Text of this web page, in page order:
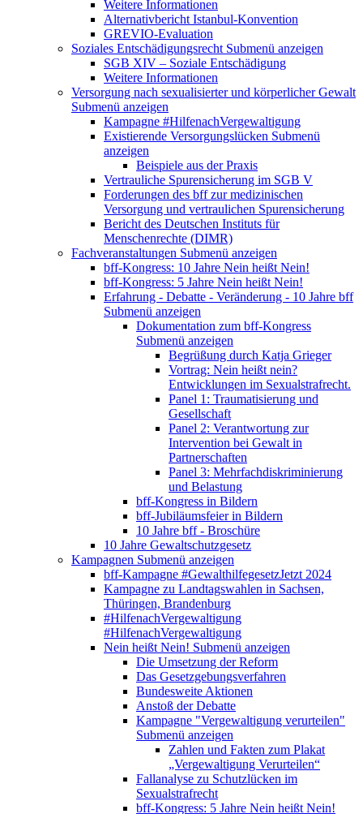
Weitere Informationen
Alternativbericht Istanbul-Konvention
GREVIO-Evaluation
Soziales Entschädigungsrecht Submenü anzeigen
SGB XIV – Soziale Entschädigung
Weitere Informationen
Versorgung nach sexualisierter und körperlicher Gewalt
Submenü anzeigen
Kampagne #HilfenachVergewaltigung
Existierende Versorgungslücken Submenü
anzeigen
Beispiele aus der Praxis
Vertrauliche Spurensicherung im SGB V
Forderungen des bff zur medizinischen
Versorgung und vertraulichen Spurensicherung
Bericht des Deutschen Instituts für
Menschenrechte (DIMR)
Fachveranstaltungen Submenü anzeigen
bff-Kongress: 10 Jahre Nein heißt Nein!
bff-Kongress: 5 Jahre Nein heißt Nein!
Erfahrung - Debatte - Veränderung - 10 Jahre bff
Submenü anzeigen
Dokumentation zum bff-Kongress
Submenü anzeigen
Begrüßung durch Katja Grieger
Vortrag: Nein heißt nein?
Entwicklungen im Sexualstrafrecht.
Panel 1: Traumatisierung und
Gesellschaft
Panel 2: Verantwortung zur
Intervention bei Gewalt in
Partnerschaften
Panel 3: Mehrfachdiskriminierung
und Belastung
bff-Kongress in Bildern
bff-Jubiläumsfeier in Bildern
10 Jahre bff - Broschüre
10 Jahre Gewaltschutzgesetz
Kampagnen Submenü anzeigen
bff-Kampagne #GewalthilfegesetzJetzt 2024
Kampagne zu Landtagswahlen in Sachsen,
Thüringen, Brandenburg
#HilfenachVergewaltigung
#HilfenachVergewaltigung
Nein heißt Nein! Submenü anzeigen
Die Umsetzung der Reform
Das Gesetzgebungsverfahren
Bundesweite Aktionen
Anstoß der Debatte
Kampagne "Vergewaltigung verurteilen"
Submenü anzeigen
Zahlen und Fakten zum Plakat
„Vergewaltigung Verurteilen“
Fallanalyse zu Schutzlücken im
Sexualstrafrecht
bff-Kongress: 5 Jahre Nein heißt Nein!